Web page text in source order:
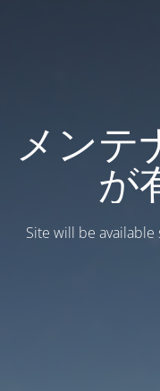
メンテ
が
Site will be available